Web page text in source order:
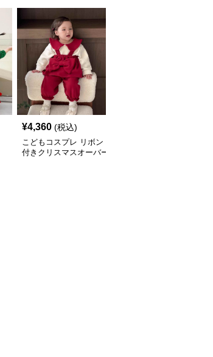
¥4,360 (税込)
こどもコスプレ リボン
付きクリスマスオーバー